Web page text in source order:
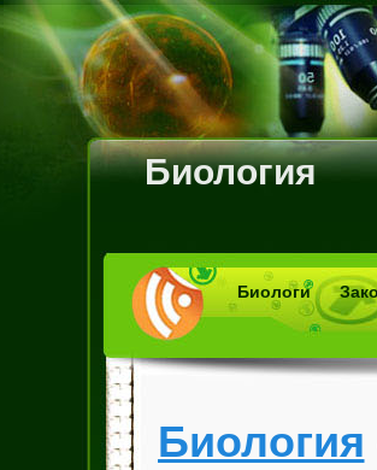
Биология
Биологи
Биология